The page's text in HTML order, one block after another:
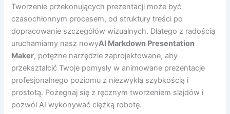
Tworzenie przekonujących prezentacji może być
czasochłonnym procesem, od struktury treści po
dopracowanie szczegółów wizualnych. Dlatego z radością
uruchamiamy nasz nowyAI Markdown Presentation
Maker, potężne narzędzie zaprojektowane, aby
przekształcić Twoje pomysły w animowane prezentacje
profesjonalnego poziomu z niezwykłą szybkością i
prostotą. Pożegnaj się z ręcznym tworzeniem slajdów i
pozwól AI wykonywać ciężką robotę.